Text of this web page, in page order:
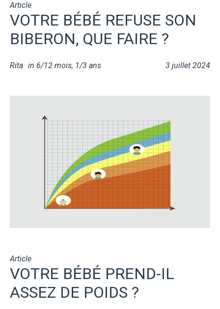
Article
VOTRE BÉBÉ REFUSE SON
BIBERON, QUE FAIRE ?
3 juillet 2024
Rita in 6/12 mois, 1/3 ans
Article
VOTRE BÉBÉ PREND-IL
ASSEZ DE POIDS ?